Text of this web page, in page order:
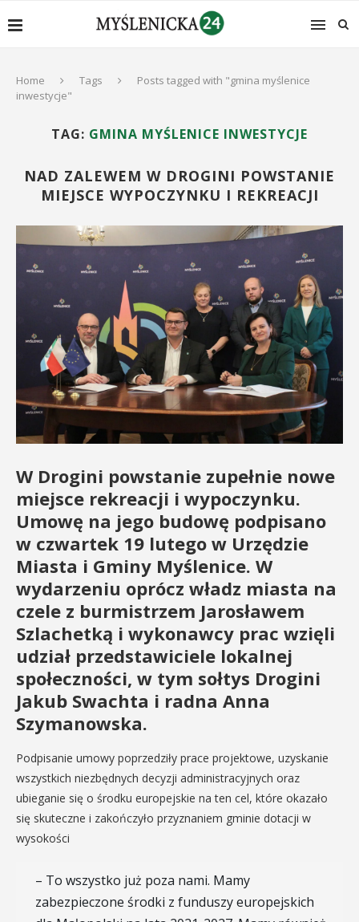
Home Tags
Posts tagged with "gmina myślenice
inwestycje"
TAG: GMINA MYŚLENICE INWESTYCJE
NAD ZALEWEM W DROGINI POWSTANIE
MIEJSCE WYPOCZYNKU I REKREACJI
W Drogini powstanie zupełnie nowe
miejsce rekreacji i wypoczynku.
Umowę na jego budowę podpisano
w czwartek 19 lutego w Urzędzie
Miasta i Gminy Myślenice. W
wydarzeniu oprócz władz miasta na
czele z burmistrzem Jarosławem
Szlachetką i wykonawcy prac wzięli
udział przedstawiciele lokalnej
społeczności, w tym sołtys Drogini
Jakub Swachta i radna Anna
Szymanowska.
Podpisanie umowy poprzedziły prace projektowe, uzyskanie
wszystkich niezbędnych decyzji administracyjnych oraz
ubieganie się o środku europejskie na ten cel, które okazało
się skuteczne i zakończyło przyznaniem gminie dotacji w
wysokości
– To wszystko już poza nami. Mamy
zabezpieczone środki z funduszy europejskich